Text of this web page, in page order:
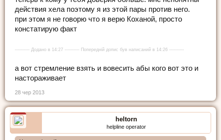
действия хела поэтому я из этой пары против него.
при этом я не говорю что я верю Коханой, просто
констатирую факт
---------- Додано в 14:27 ---------- Попередній допис був написаний в 14:26 ----------
а вот стремление взять и вовесить абы кого вот это и
настораживает
28 чер 2013
heltorn
helpline operator